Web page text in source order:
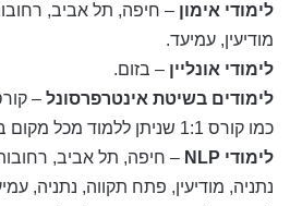
לימודי אימון – חיפה, תל אביב,
מודיעין, עמיעד.
לימודי אונליין – בזום.
לימודים בשיטת אינטרפרסונל –
כמו קורס 1:1 שניתן ללמוד מכל מקום בעולם ובכל בזמן.
לימודי NLP – חיפה, תל אביב,
נתניה, מודיעין, פתח תקווה, נתניה,